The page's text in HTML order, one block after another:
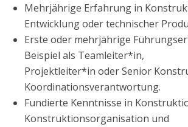
Mehrjährige Erfahrung in
Entwicklung oder technischer
Erste oder mehrjährige
Beispiel als Teamleiter*in,
Projektleiter*in oder Senior
Koordinationsverantwortung.
Fundierte Kenntnisse in
Konstruktionsorganisation und